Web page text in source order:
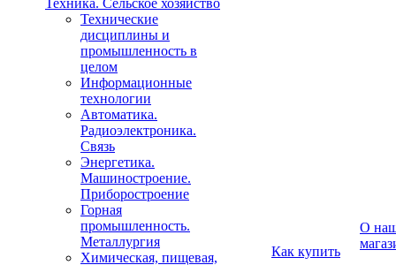
Техника. Сельское хозяйство
Технические
дисциплины и
промышленность в
целом
Информационные
технологии
Автоматика.
Радиоэлектроника.
Связь
Энергетика.
Машиностроение.
Приборостроение
Горная
промышленность.
Металлургия
Химическая, пищевая,
Как купить
О